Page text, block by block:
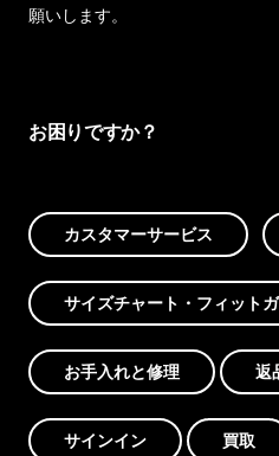
願いします。
お困りですか？
カスタマーサービス
サイズチャート・フィット
お手入れと修理 返
サインイン 買取